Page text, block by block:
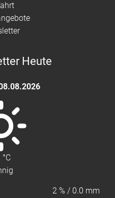
Heute
°C
2 % / 0.0 mm